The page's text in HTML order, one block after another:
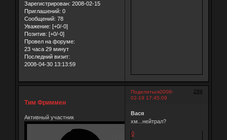
Зарегистрирован: 2008-02-15
Приглашений: 0
Сообщений: 78
Уважение: [+0/-0]
Позитив: [+0/-0]
Провел на форуме:
23 часа 29 минут
Последний визит:
2008-04-30 13:13:59
Поделиться 289
2008-
02-19 17:45:09
Тим Фриммен
Активный участник
Вася
хм...нейтрал?
0